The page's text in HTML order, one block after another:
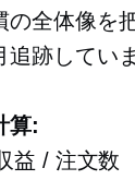
の全体像を
跡していま
算:
益 / 注文数